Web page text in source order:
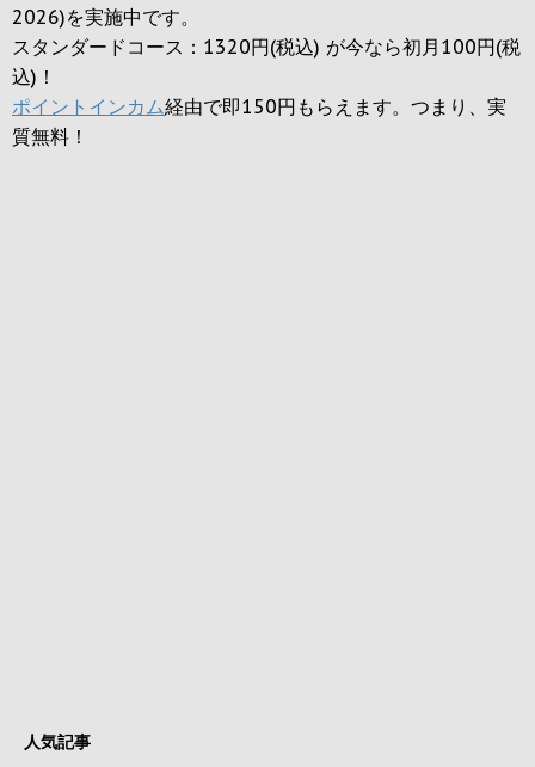
2026)を実施中です。
スタンダードコース：1320円(税込) が今なら初月100円(税
込)！
ポイントインカム経由で即150円もらえます。つまり、実
質無料！
人気記事